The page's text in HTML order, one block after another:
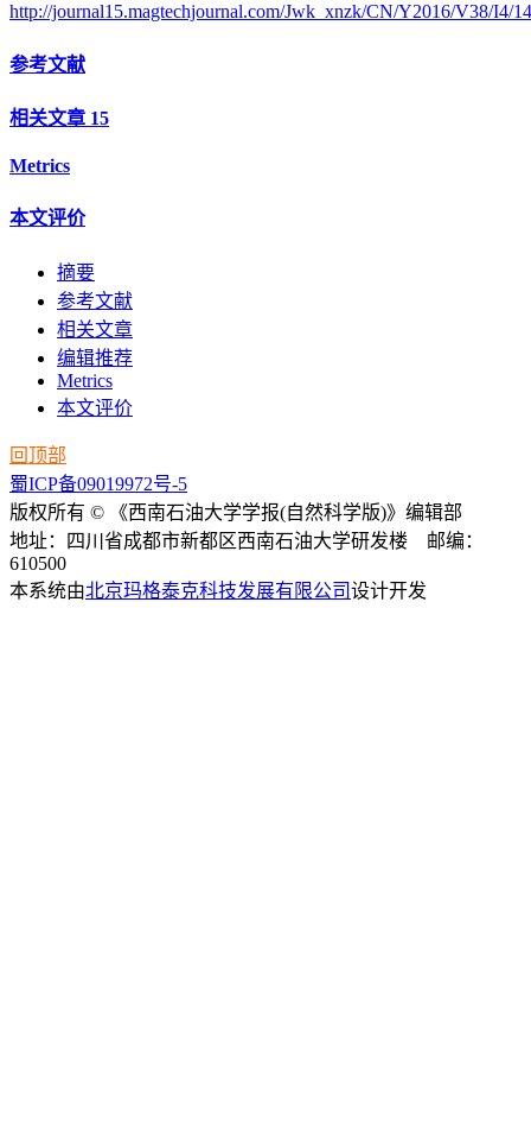
http://journal15.magtechjournal.com/Jwk_xnzk/CN/Y2016/V38/I4/
参考文献
相关文章 15
Metrics
本文评价
摘要
参考文献
相关文章
编辑推荐
Metrics
本文评价
回顶部
蜀ICP备09019972号-5
版权所有 © 《西南石油大学学报(自然科学版)》编辑部
地址：四川省成都市新都区西南石油大学研发楼 邮编：
610500
本系统由北京玛格泰克科技发展有限公司设计开发